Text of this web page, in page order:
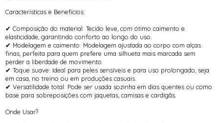
Características e Benefícios:
✔ Composição do material: Tecido leve, com ótimo caimento e
elasticidade, garantindo conforto ao longo do uso.
✔ Modelagem e caimento: Modelagem ajustada ao corpo com alças
finas, perfeita para quem prefere uma silhueta mais marcada sem
perder a liberdade de movimento.
✔ Toque suave: Ideal para peles sensíveis e para uso prolongado, seja
em casa, no treino ou em produções casuais.
✔ Versatilidade total: Pode ser usada sozinha em dias quentes ou como
base para sobreposições com jaquetas, camisas e cardigãs.
Onde Usar?